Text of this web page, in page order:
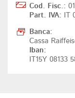
Cod. Fisc.:
Part. IVA:
IT
Banca:
Cassa
Iban:
IT15Y 08133